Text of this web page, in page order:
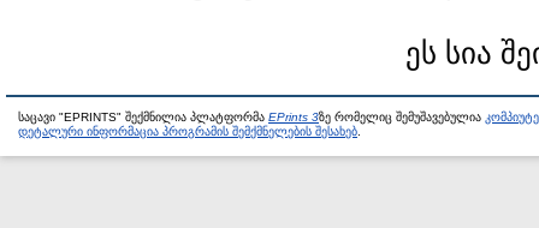
ეს სია
საცავი "EPRINTS" შექმნილია პლატფორმა EPrints 3ზე რომელიც შემუშავებულია
დეტალური ინფორმაცია პროგრამის შემქმნელების შესახებ